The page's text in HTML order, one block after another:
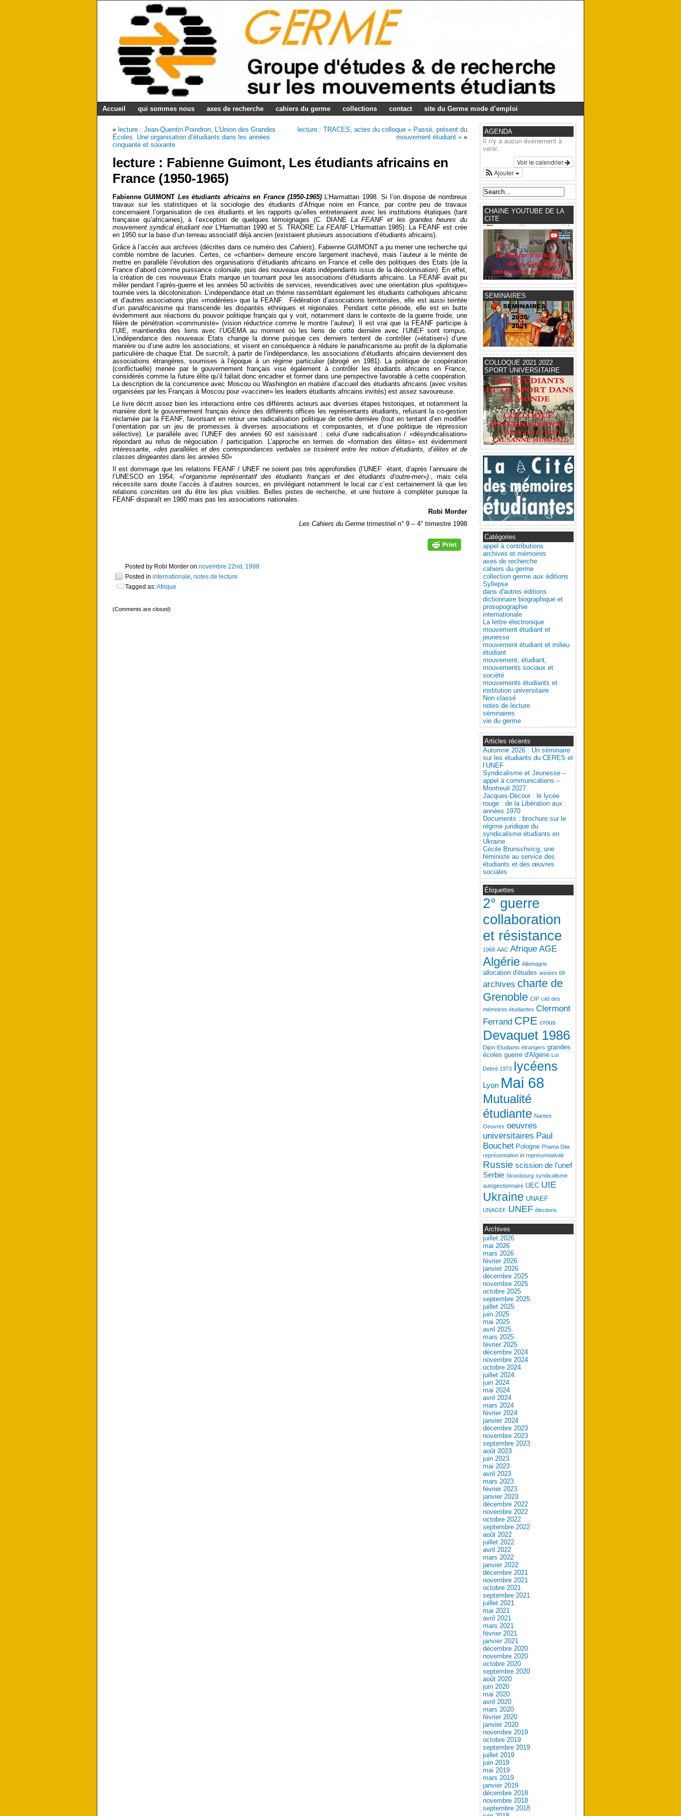
Accueil qui sommes nous axes de recherche cahiers du germe collections contact site du Germe mode d’emploi
« lecture : Jean-Quentin Poindron, L’Union des Grandes
Écoles. Une organisation d’étudiants dans les années
cinquante et soixante
lecture : TRACES, actes du colloque « Passé, présent du
mouvement étudiant » »
lecture : Fabienne Guimont, Les étudiants africains en
France (1950-1965)
Fabienne GUIMONT Les étudiants africains en France (1950-1965) L’Harmattan 1998. Si l’on dispose de nombreux
travaux sur les statistiques et la sociologie des étudiants d’Afrique noire en France, par contre peu de travaux
concernaient l’organisation de ces étudiants et les rapports qu’elles entretenaient avec les institutions étatiques (tant
française qu’africaines), à l’exception de quelques témoignages (C. DIANE La FEANF et les grandes heures du
mouvement syndical étudiant noirL’Harmattan 1990 et S. TRAORE La FEANFL’Harmattan 1985). La FEANF est crée
en 1950 sur la base d’un terreau associatif déjà ancien (existaient plusieurs associations d’étudiants africains).
Grâce à l’accès aux archives (décrites dans ce numéro des Cahiers), Fabienne GUIMONT a pu mener une recherche qui
comble nombre de lacunes. Certes, ce «chantier» demeure encore largement inachevé, mais l’auteur a le mérite de
mettre en parallèle l’évolution des organisations d’étudiants africains en France et celle des politiques des Etats (de la
France d’abord comme puissance coloniale, puis des nouveaux états indépendants issus de la décolonisation). En effet,
la création de ces nouveaux Etats marque un tournant pour les associations d’étudiants africains. La FEANF avait pu
mêler pendant l’après-guerre et les années 50 activités de services, revendicatives avec une orientation plus «politique»
tournée vers la décolonisation. L’indépendance était un thème rassemblant également les étudiants catholiques africains
et d’autres associations plus «modérées» que la FEANF. Fédération d’associations territoriales, elle est aussi teintée
d’un panafricanisme qui transcende les disparités ethniques et régionales. Pendant cette période, elle est en butte
évidemment aux réactions du pouvoir politique français qui y voit, notamment dans le contexte de la guerre froide, une
filière de pénétration «communiste» (vision réductrice comme le montre l’auteur). Il est vrai que la FEANF participe à
l’UIE, maintiendra des liens avec l’UGEMA au moment où les liens de cette dernière avec l’UNEF sont rompus.
L’indépendance des nouveaux Etats change la donne puisque ces derniers tentent de contrôler («étatiser») d’une
manière ou d’une autre les associations, et visent en conséquence à réduire le panafricanisme au profit de la diplomatie
particulière de chaque Etat. De surcroît, à partir de l’indépendance, les associations d’étudiants africains deviennent des
associations étrangères, soumises à l’époque à un régime particulier (abrogé en 1981). La politique de coopération
(conflictuelle) menée par le gouvernement français vise également à contrôler les étudiants africains en France,
considérés comme la future élite qu’il fallait donc encadrer et former dans une perspective favorable à cette coopération.
La description de la concurrence avec Moscou ou Washington en matière d’accueil des étudiants africains (avec visites
organisées par les Français à Moscou pour «vacciner» les leaders étudiants africains invités) est assez savoureuse.
Le livre décrit assez bien les interactions entre ces différents acteurs aux diverses étapes historiques, et notamment la
manière dont le gouvernement français évince des différents offices les représentants étudiants, refusant la co-gestion
réclamée par la FEANF, favorisant en retour une radicalisation politique de cette dernière (tout en tentant d’en modifier
l’orientation par un jeu de promesses à diverses associations et composantes, et d’une politique de répression
sélective). Le parallèle avec l’UNEF des années 60 est saisissant : celui d’une radicalisation / «désyndicalisation»
répondant au refus de négociation / participation. L’approche en termes de «formation des élites» est évidemment
intéressante, «des parallèles et des correspondances verbales se tissèrent entre les notion d’étudiants, d’élites et de
classes dirigeantes dans les années 50»
Il est dommage que les relations FEANF / UNEF ne soient pas très approfondies (l’UNEF étant, d’après l’annuaire de
l’UNESCO en 1954, «l’organisme représentatif des étudiants français et des étudiants d’outre-mer»). , mais cela
nécessite sans doute l’accès à d’autres sources, en privilégiant notamment le local car c’est certainement là que les
relations concrètes ont du être les plus visibles. Belles pistes de recherche, et une histoire à compléter puisque la
FEANF disparaît en 1980 mais pas les associations nationales.
Robi Morder
Les Cahiers du Germe trimestriel n° 9 – 4° trimestre 1998
Posted by Robi Morder on novembre 22nd, 1998
Posted in internationale notes de lecture
Tagged as: Afrique
(Comments are closed)
AGENDA
Il n'y a aucun événement à
venir.
Voir le calendrier
Ajouter
CHAINE YOUTUBE DE LA
CITE
SEMINAIRES
COLLOQUE 2021 2022
SPORT UNIVERSITAIRE
Catégories
appel à contributions
archives et mémoires
axes de recherche
cahiers du germe
collection germe aux éditions
Syllepse
dans d'autres éditions
dictionnaire biographique et
prosopographie
internationale
La lettre électronique
mouvement étudiant et
jeunesse
mouvement étudiant et milieu
étudiant
mouvement, étudiant,
mouvements sociaux et
société
mouvements étudiants et
institution universitaire
Non classé
notes de lecture
séminaires
vie du germe
Articles récents
Automne 2026 : Un séminaire
sur les étudiants du CERES et
l’UNEF
Syndicalisme et Jeunesse –
appel à communications –
Montreuil 2027
Jacques-Decour : le lycée
rouge : de la Libération aux
années 1970
Documents : brochure sur le
régime juridique du
syndicalisme étudiants en
Ukraine
Cécile Brunschvicg, une
féministe au service des
étudiants et des œuvres
sociales
Étiquettes
2° guerre
collaboration
et résistance
1968 AAC Afrique AGE
Algérie Allemagne
allocation d'études années 68
archives charte de
Grenoble CIP cité des
mémoires étudiantes Clermont
Ferrand CPE crous
Devaquet 1986
Dijon Etudiants étrangers grandes
écoles guerre d'Algérie Loi
Debré 1973 lycéens
Lyon Mai 68
Mutualité
étudiante Nantes
Oeuvres oeuvres
universitaires Paul
Bouchet Pologne Priama Diia
représentation et représentativité
Russie scission de l'unef
Serbie Strasbourg syndicalisme
autogestionnaire UEC UIE
Ukraine UNAEF
UNAGEF UNEF élections
Archives
juillet 2026
mai 2026
mars 2026
février 2026
janvier 2026
décembre 2025
novembre 2025
octobre 2025
septembre 2025
juillet 2025
juin 2025
mai 2025
avril 2025
mars 2025
février 2025
décembre 2024
novembre 2024
octobre 2024
juillet 2024
juin 2024
mai 2024
avril 2024
mars 2024
février 2024
janvier 2024
décembre 2023
novembre 2023
septembre 2023
août 2023
juin 2023
mai 2023
avril 2023
mars 2023
février 2023
janvier 2023
décembre 2022
novembre 2022
octobre 2022
septembre 2022
août 2022
juillet 2022
avril 2022
mars 2022
janvier 2022
décembre 2021
novembre 2021
octobre 2021
septembre 2021
juillet 2021
mai 2021
avril 2021
mars 2021
février 2021
janvier 2021
décembre 2020
novembre 2020
octobre 2020
septembre 2020
août 2020
juin 2020
mai 2020
avril 2020
mars 2020
février 2020
janvier 2020
novembre 2019
octobre 2019
septembre 2019
juillet 2019
juin 2019
mai 2019
mars 2019
janvier 2019
décembre 2018
novembre 2018
septembre 2018